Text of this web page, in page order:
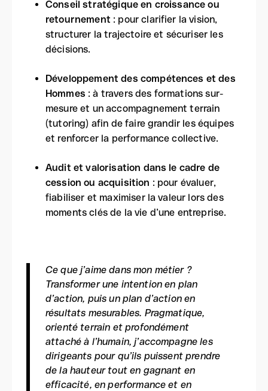
Conseil stratégique en croissance ou
retournement : pour clarifier la vision,
structurer la trajectoire et sécuriser les
décisions.
Développement des compétences et des
Hommes : à travers des formations sur-
mesure et un accompagnement terrain
(tutoring) afin de faire grandir les équipes
et renforcer la performance collective.
Audit et valorisation dans le cadre de
cession ou acquisition : pour évaluer,
fiabiliser et maximiser la valeur lors des
moments clés de la vie d’une entreprise.
Ce que j’aime dans mon métier ?
Transformer une intention en plan
d’action, puis un plan d’action en
résultats mesurables. Pragmatique,
orienté terrain et profondément
attaché à l’humain, j’accompagne les
dirigeants pour qu’ils puissent prendre
de la hauteur tout en gagnant en
efficacité, en performance et en